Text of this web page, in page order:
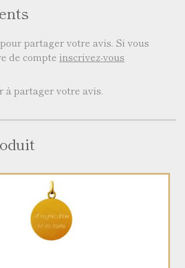
pour partager votre avis. Si vous
de compte inscrivez-vous
à partager votre avis.